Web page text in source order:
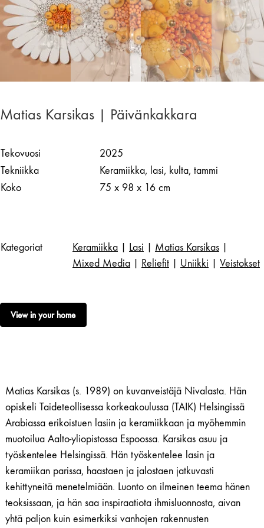
Matias Karsikas | Päivänkakkara
Tekovuosi
2025
Tekniikka
Keramiikka, lasi, kulta, tammi
Koko
75 x 98 x 16 cm
Kategoriat Keramiikka Lasi Matias Karsikas
Mixed Media
Reliefit Uniikki Veistokset
View in your home
Matias Karsikas (s. 1989) on kuvanveistäjä Nivalasta. Hän
opiskeli Taideteollisessa korkeakoulussa (TAIK) Helsingissä
Arabiassa erikoistuen lasiin ja keramiikkaan ja myöhemmin
muotoilua Aalto-yliopistossa Espoossa. Karsikas asuu ja
työskentelee Helsingissä. Hän työskentelee lasin ja
keramiikan parissa, haastaen ja jalostaen jatkuvasti
kehittyneitä ​​menetelmiään. Luonto on ilmeinen teema hänen
teoksissaan, ja hän saa inspiraatiota ihmisluonnosta, aivan
yhtä paljon kuin esimerkiksi vanhojen rakennusten